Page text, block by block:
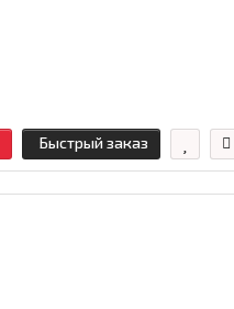
Быстрый заказ